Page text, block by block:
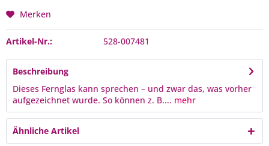
Merken
Artikel-Nr.: 528-007481
Beschreibung
Dieses Fernglas kann sprechen – und zwar das, was vorher
aufgezeichnet wurde. So können z. B.... mehr
Ähnliche Artikel